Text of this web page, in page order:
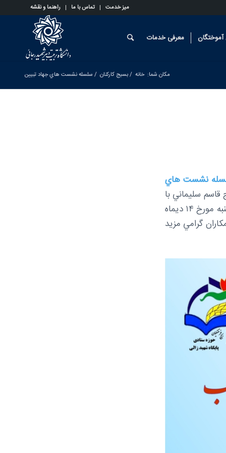
میز خدمت تماس با ما راهنما و نقشه
معرفی خدمات
مکان شما: خانه /بسیج کارکنان / سلسله نشست هاي جهاد تبيين
نشست هاي
قاسم سليماني با
حضور حاج قاسم نصيري راوي روايت فتح از فرماندهان ارشد جنگ تحميلي روز چهارشنبه مورخ ۱۴ ديماه
همكاران گرامي مزيد